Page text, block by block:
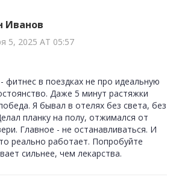
Иванов
5, 2025 AT 05:57
фитнес в поездках не про идеальную
Даже 5 минут растяжки
Я бывал в отелях без света, без
планку на полу, отжимался от
Главное - не останавливаться. И
реально работает. Попробуйте
сильнее, чем лекарства.